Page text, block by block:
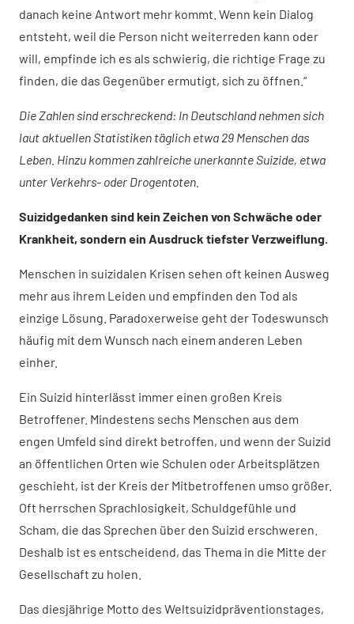
danach keine Antwort mehr kommt. Wenn kein Dialog
entsteht, weil die Person nicht weiterreden kann oder
will, empfinde ich es als schwierig, die richtige Frage zu
finden, die das Gegenüber ermutigt, sich zu öffnen.“
Die Zahlen sind erschreckend: In Deutschland nehmen sich
laut aktuellen Statistiken täglich etwa 29 Menschen das
Leben. Hinzu kommen zahlreiche unerkannte Suizide, etwa
unter Verkehrs- oder Drogentoten.
Suizidgedanken sind kein Zeichen von Schwäche oder
Krankheit, sondern ein Ausdruck tiefster Verzweiflung.
Menschen in suizidalen Krisen sehen oft keinen Ausweg
mehr aus ihrem Leiden und empfinden den Tod als
einzige Lösung. Paradoxerweise geht der Todeswunsch
häufig mit dem Wunsch nach einem anderen Leben
einher.
Ein Suizid hinterlässt immer einen großen Kreis
Betroffener. Mindestens sechs Menschen aus dem
engen Umfeld sind direkt betroffen, und wenn der Suizid
an öffentlichen Orten wie Schulen oder Arbeitsplätzen
geschieht, ist der Kreis der Mitbetroffenen umso größer.
Oft herrschen Sprachlosigkeit, Schuldgefühle und
Scham, die das Sprechen über den Suizid erschweren.
Deshalb ist es entscheidend, das Thema in die Mitte der
Gesellschaft zu holen.
Das diesjährige Motto des Weltsuizidpräventionstages,